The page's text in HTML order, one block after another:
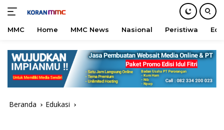
konten
MMC Home MMC News Nasional Peristiwa
Beranda Edukasi